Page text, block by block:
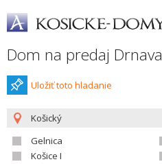
Dom na predaj Drnava
Uložiť toto hladanie
Košický
Gelnica
Košice I